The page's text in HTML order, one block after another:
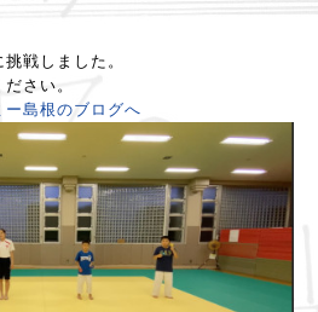
戦しました。
さい。
島根のブログへ